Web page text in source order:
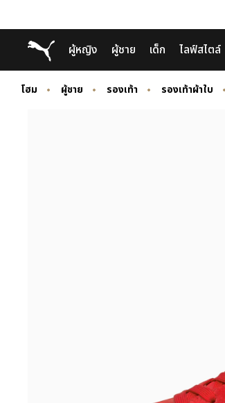
to
Main
content
to
Footer
Content
Puma โฮม
ผู้หญิง ผู้ชาย เด็ก ไลฟ์สไตล์
โฮม ผู้ชาย รองเท้า รองเท้าผ้าใบ